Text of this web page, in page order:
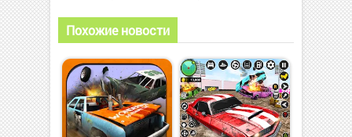
Похожие новости